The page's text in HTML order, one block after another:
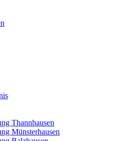
Thannhausen
Münsterhausen